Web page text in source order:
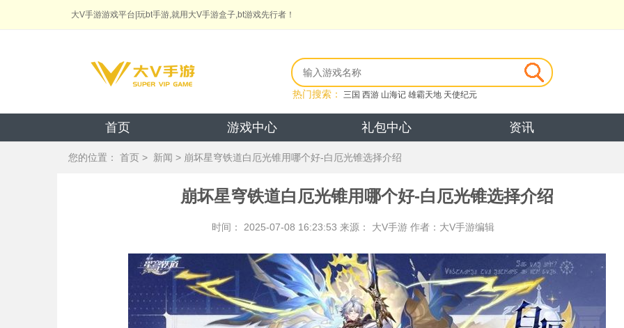
大V手游游戏平台|玩bt手游,就用大V手游盒子,bt游戏先行者！
热门搜索： 三国 西游 山海记 雄霸天地 天使纪元
首页 游戏中心 礼包中心 资讯
您的位置： 首页 > 新闻 > 崩坏星穹铁道白厄光锥用哪个好-白厄光锥选择介绍
崩坏星穹铁道白厄光锥用哪个好-白厄光锥选择介绍
时间： 2025-07-08 16:23:53 来源： 大V手游 作者：大V手游编辑